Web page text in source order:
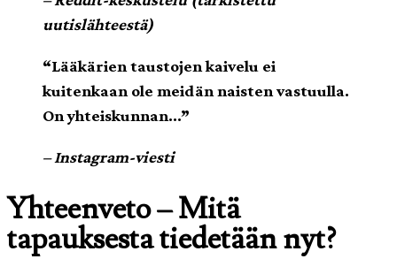
uutislähteestä)
“Lääkärien taustojen kaivelu ei
kuitenkaan ole meidän naisten vastuulla.
On yhteiskunnan…”
– Instagram-viesti
Yhteenveto – Mitä
tapauksesta tiedetään nyt?